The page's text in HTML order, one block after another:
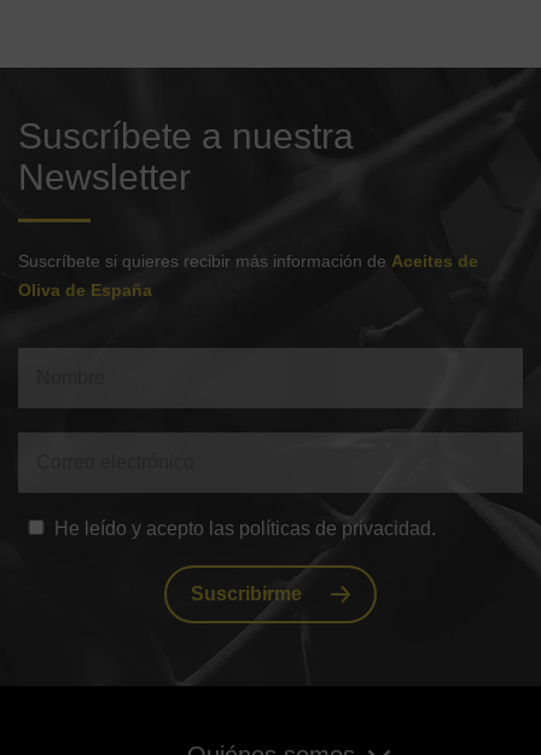
He leído y acepto las políticas de privacidad.
Suscribirme
Suscríbete a nuestra
Newsletter
Suscríbete si quieres recibir más información de Aceites de
Oliva de España